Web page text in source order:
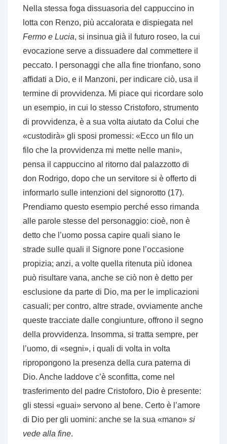
Nella stessa foga dissuasoria del cappuccino in
lotta con Renzo, più accalorata e dispiegata nel
Fermo e Lucia, si insinua già il futuro roseo, la cui
evocazione serve a dissuadere dal commettere il
peccato. I personaggi che alla fine trionfano, sono
affidati a Dio, e il Manzoni, per indicare ciò, usa il
termine di provvidenza. Mi piace qui ricordare solo
un esempio, in cui lo stesso Cristoforo, strumento
di provvidenza, è a sua volta aiutato da Colui che
«custodirà» gli sposi promessi: «Ecco un filo un
filo che la provvidenza mi mette nelle mani»,
pensa il cappuccino al ritorno dal palazzotto di
don Rodrigo, dopo che un servitore si è offerto di
informarlo sulle intenzioni del signorotto (17).
Prendiamo questo esempio perché esso rimanda
alle parole stesse del personaggio: cioè, non è
detto che l’uomo possa capire quali siano le
strade sulle quali il Signore pone l’occasione
propizia; anzi, a volte quella ritenuta più idonea
può risultare vana, anche se ciò non è detto per
esclusione da parte di Dio, ma per le implicazioni
casuali; per contro, altre strade, ovviamente anche
queste tracciate dalle congiunture, offrono il segno
della provvidenza. Insomma, si tratta sempre, per
l’uomo, di «segni», i quali di volta in volta
ripropongono la presenza della cura paterna di
Dio. Anche laddove c’è sconfitta, come nel
trasferimento del padre Cristoforo, Dio è presente:
gli stessi «guai» servono al bene. Certo è l’amore
di Dio per gli uomini: anche se la sua «mano» si
vede alla fine.